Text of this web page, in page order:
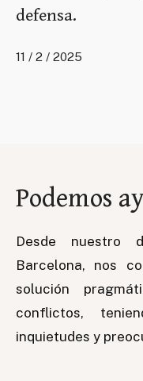
defensa.
11 / 2 / 2025
Podemos
Desde nuestro
Barcelona, nos
solución
conflictos,
inquietudes y